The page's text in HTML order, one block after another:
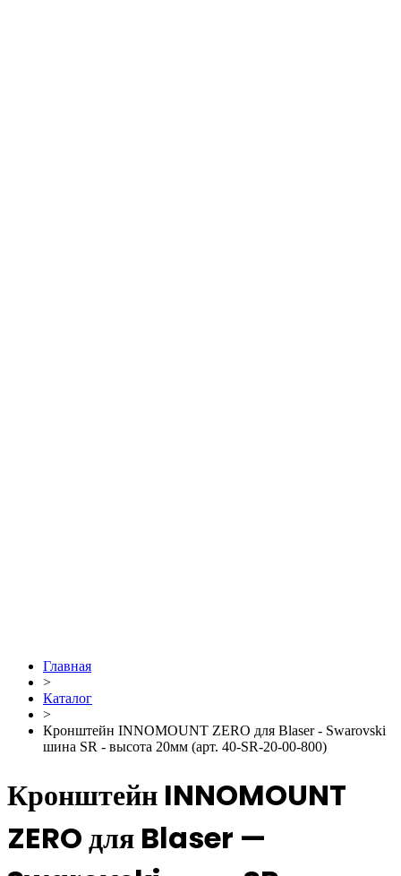
Главная
>
Каталог
>
Кронштейн INNOMOUNT ZERO для Blaser - Swarovski
шина SR - высота 20мм (арт. 40-SR-20-00-800)
Кронштейн INNOMOUNT
ZERO для Blaser —